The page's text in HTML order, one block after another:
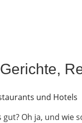
Oh ja, und wie